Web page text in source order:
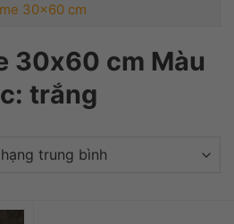
30x60 cm
30x60 cm Màu
trắng